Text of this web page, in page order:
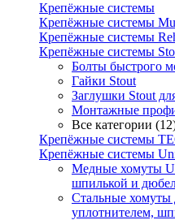
Крепёжные системы
Крепёжные системы
Крепёжные системы
Крепёжные системы
Болты быстрого
Гайки Stout
Заглушки Stout
Монтажные
Все категории
Крепёжные системы
Крепёжные системы
Медные хомуты
шпилькой и
Стальные хомуты
уплотнителем,